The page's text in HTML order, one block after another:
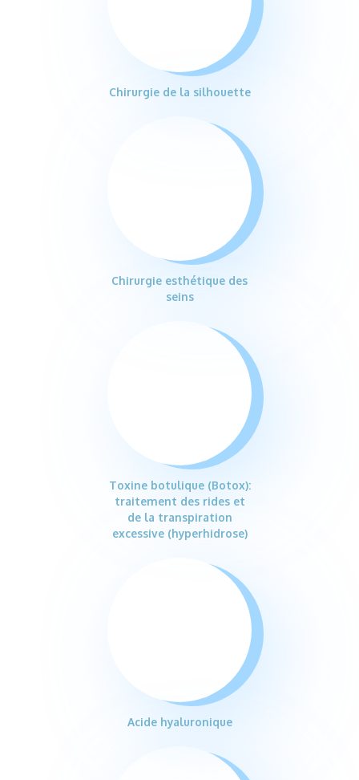
Chirurgie de la silhouette
Chirurgie esthétique des
seins
Toxine botulique (Botox):
traitement des rides et
de la transpiration
excessive (hyperhidrose)
Acide hyaluronique